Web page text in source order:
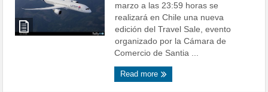
marzo a las 23:59 horas se
realizará en Chile una nueva
edición del Travel Sale, evento
organizado por la Cámara de
Comercio de Santia ...
Read more